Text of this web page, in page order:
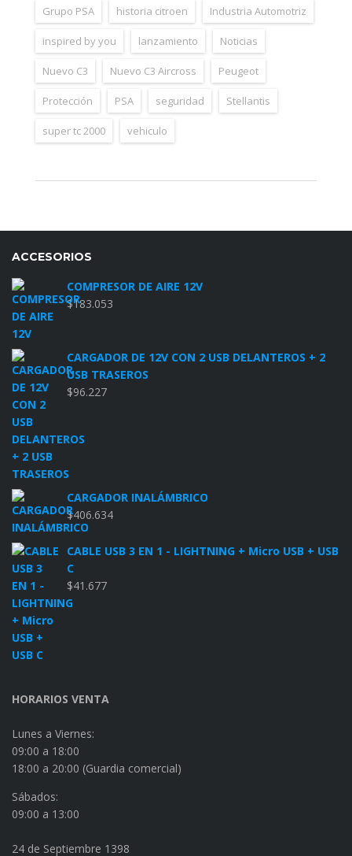
Grupo PSA historia citroen Industria Automotriz
inspired by you lanzamiento Noticias
Nuevo C3 Nuevo C3 Aircross Peugeot
Protección PSA seguridad Stellantis
super tc 2000 vehiculo
ACCESORIOS
COMPRESOR DE AIRE 12V
$183.053
CARGADOR DE 12V CON 2 USB DELANTEROS + 2
USB TRASEROS
$96.227
CARGADOR INALÁMBRICO
$406.634
CABLE USB 3 EN 1 - LIGHTNING + Micro USB + USB
C
$41.677
HORARIOS VENTA
Lunes a Viernes:
09:00 a 18:00
18:00 a 20:00 (Guardia comercial)
Sábados:
09:00 a 13:00
24 de Septiembre 1398